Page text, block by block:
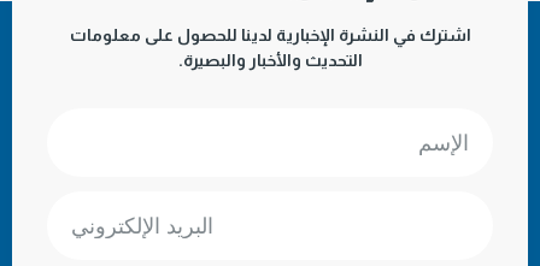
اشترك في النشرة الإخبارية لدينا للحصول على معلومات
التحديث والأخبار والبصيرة.